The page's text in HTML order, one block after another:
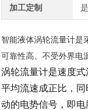
加工定制
智能液体涡轮流量计是
可靠性高、不受外界电
涡轮流量计是速度
平均流速成正比，
动的电势信号，即